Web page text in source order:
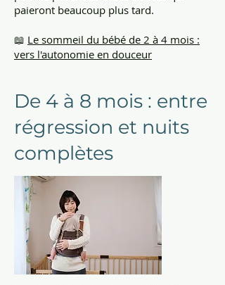
paieront beaucoup plus tard.
📖 Le sommeil du bébé de 2 à 4 mois :
vers l'autonomie en douceur
De 4 à 8 mois : entre
régression et nuits
complètes